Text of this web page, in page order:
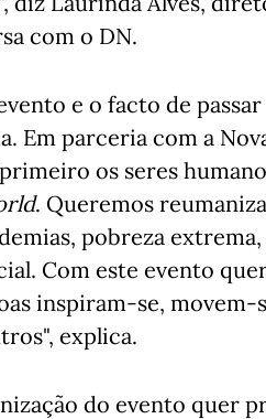
com o DN.
e o facto de
Em parceria com a
os seres
. Queremos
pobreza
Com este evento
inspiram-se,
explica.
do evento quer